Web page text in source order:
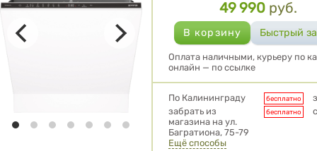
Цена
49 990 руб.
Оплата наличными, курьеру по
онлайн — по ссылке
Условия доставки
По Калининграду бесплатно
забрать из
магазина на ул.
Багратиона, 75-79
бесплатно
Ещё способы